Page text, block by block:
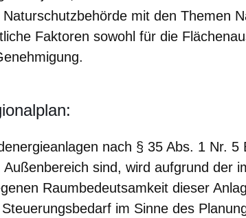
mit den Themen
Faktoren sowohl für die
nach § 35 Abs. 1 Nr. 5
Außenbereich sind, wird aufgrund der
Raumbedeutsamkeit dieser
im Sinne des